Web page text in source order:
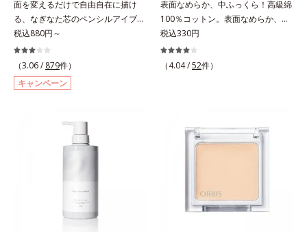
面を変えるだけで自由自在に描け
る、なぎなた芯のペンシルアイブロ
ー。角度を変えるだけで自由自在に
描けるペンシルアイブローです。な
ぎなた芯だから、接地面を変えるだ
けで太い線から細い線まで、テクニ
ックいらずで簡単に。スムースライ
軽やかに描けます。ペンシルの後ろ
にはスクリューブラシが付いている
ので、毛流れを整えたり、色をなじ
んわり眉に仕上がります。※中身を
取り替えられるリフィルをご用意し
ています。* ダイマージリノール酸
税込880円～
（3.06 / 879件）
キャンペーン
表面なめらか、中ふっくら！高級綿
100％コットン。表面なめらか、中
ふっくら！ 高級綿100%のコットン
です。肌触りのなめらかさと、ふっ
くらとしたクッション性の高さを実
税込330円
（4.04 /52件）